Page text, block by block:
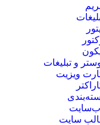
و تبلیغات
ویزیت
سایت